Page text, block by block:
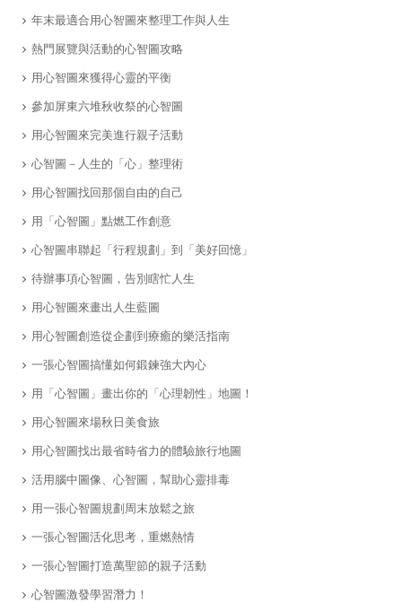
年末最適合用心智圖來整理工作與人生
​熱門展覽與活動的心智圖攻略
​用心智圖來獲得心靈的平衡
參加屏東六堆秋收祭的心智圖
用心智圖來完美進行親子活動
心智圖－人生的「心」整理術
用心智圖找回那個自由的自己
用「心智圖」點燃工作創意
心智圖串聯起「行程規劃」到「美好回憶」
待辦事項心智圖，告別瞎忙人生
​用心智圖來畫出人生藍圖
用心智圖創造從企劃到療癒的樂活指南
一張心智圖搞懂如何鍛鍊強大內心
用「心智圖」畫出你的「心理韌性」地圖！
用心智圖來場秋日美食旅
用心智圖找出最省時省力的體驗旅行地圖
活用腦中圖像、心智圖，幫助心靈排毒
用一張心智圖規劃周末放鬆之旅
一張心智圖活化思考，重燃熱情
一張心智圖打造萬聖節的親子活動
心智圖激發學習潛力！